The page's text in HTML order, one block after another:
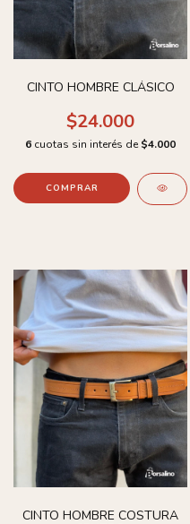
CINTO HOMBRE CLÁSICO
$24.000
6 cuotas sin interés de $4.000
COMPRAR
CINTO HOMBRE COSTURA